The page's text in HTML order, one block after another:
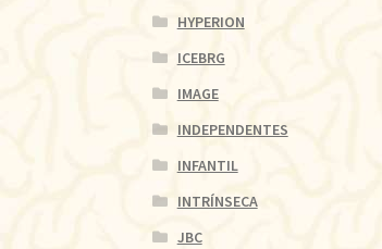
HYPERION
ICEBRG
IMAGE
INDEPENDENTES
INFANTIL
INTRÍNSECA
JBC